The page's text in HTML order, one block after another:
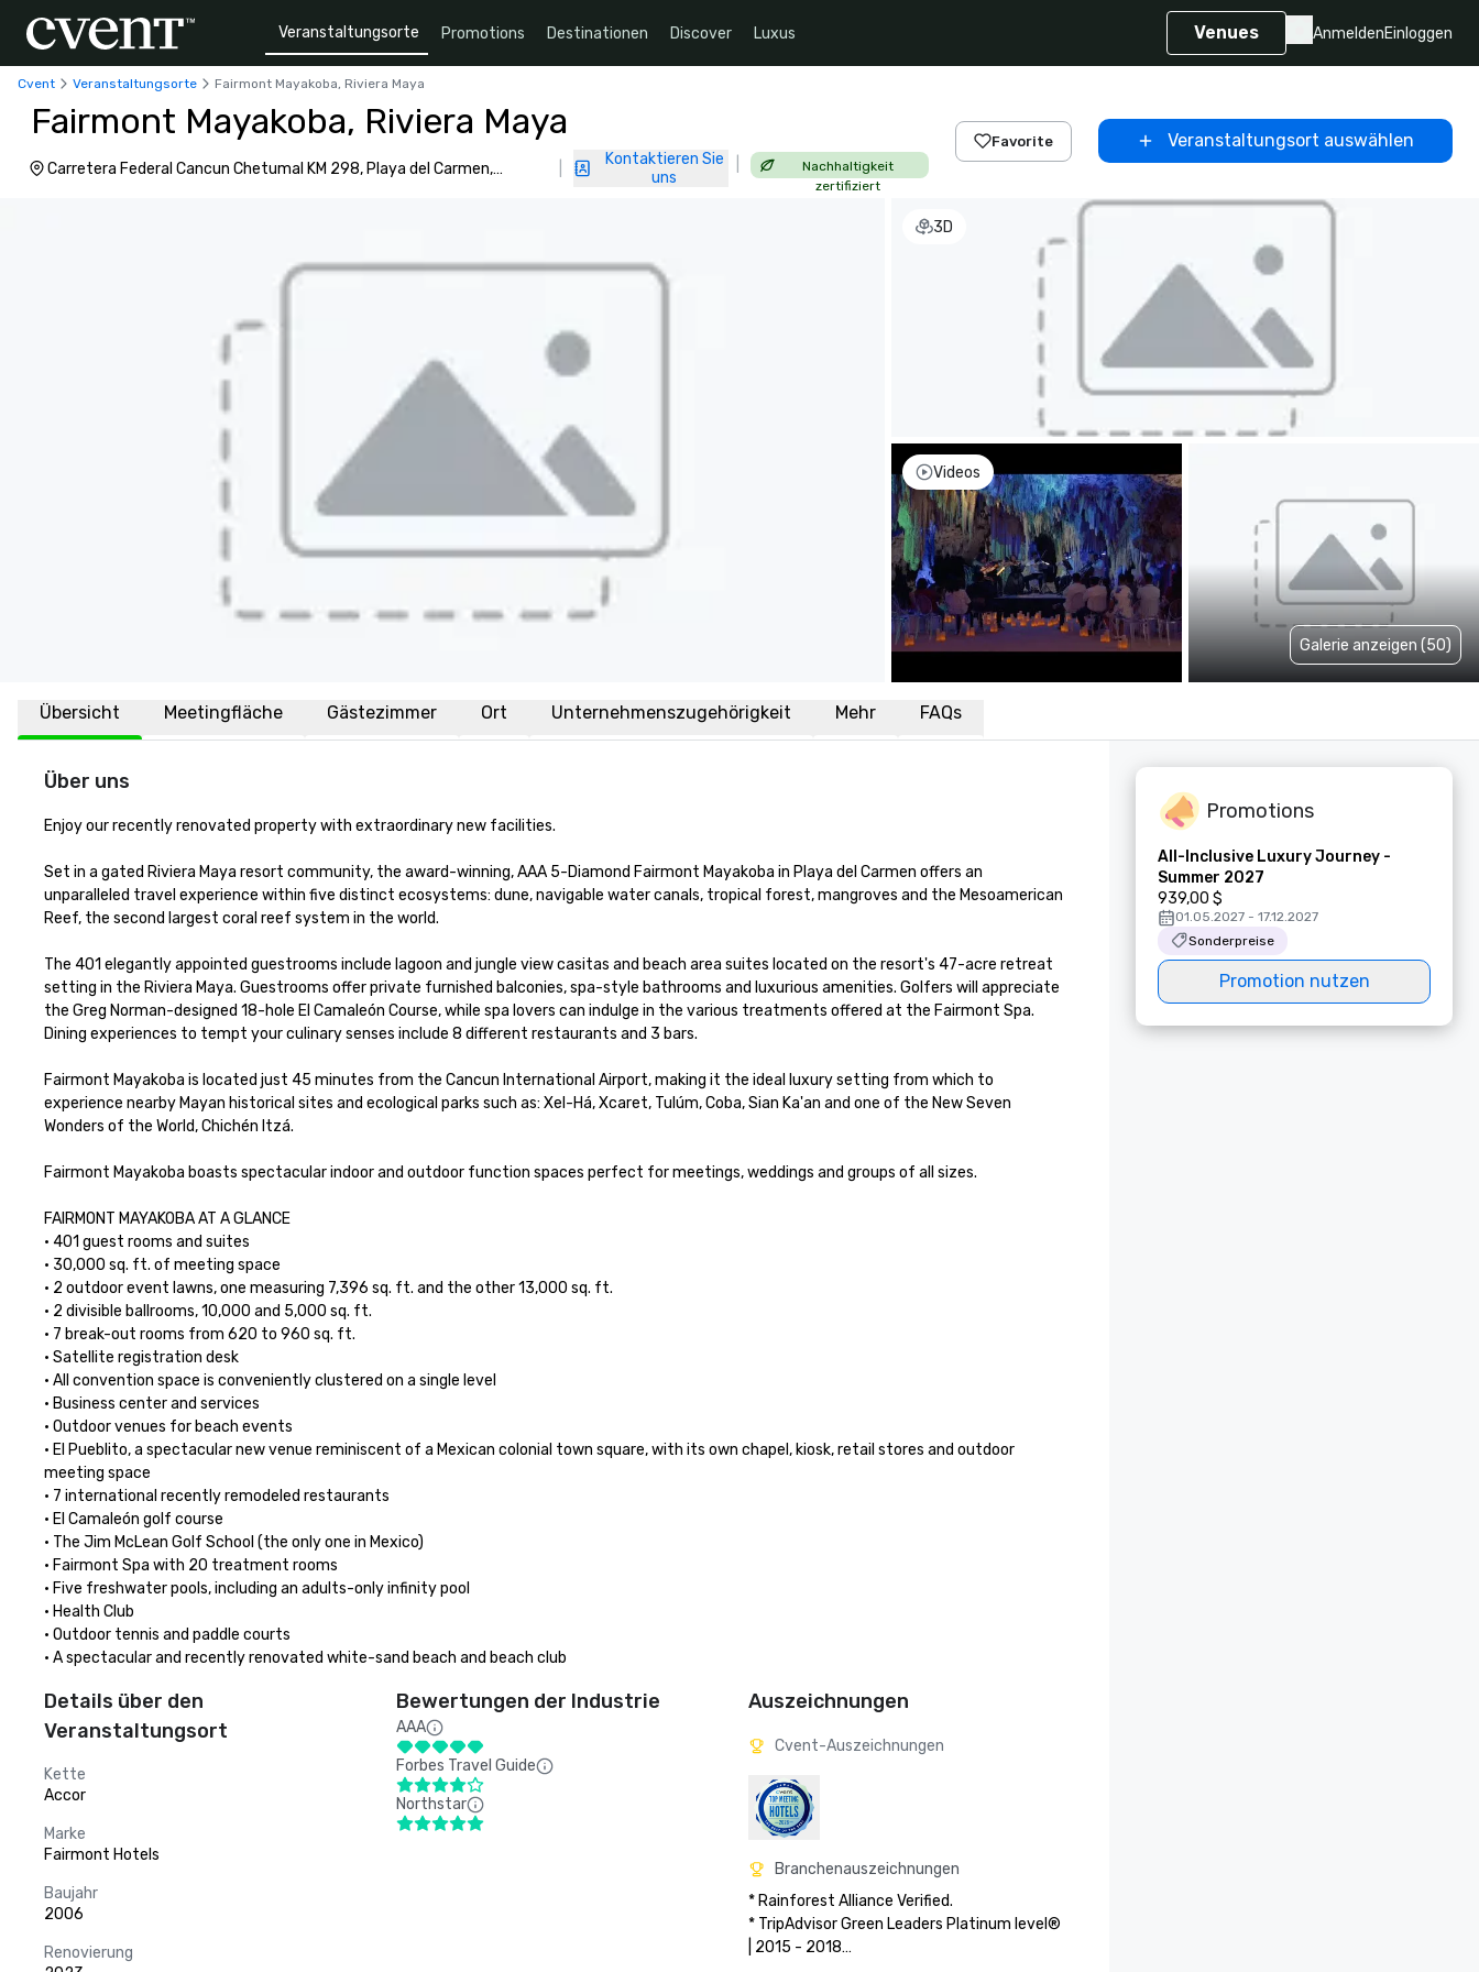
Veranstaltungsorte Promotions Destinationen Discover Luxus Venues AnmeldenEinloggen
Cvent Veranstaltungsorte Fairmont Mayakoba, Riviera Maya
Fairmont Mayakoba, Riviera Maya
Carretera Federal Cancun Chetumal KM 298, Playa del Carmen,
Kontaktieren Sie
uns
Nachhaltigkeit
zertifiziert
Favorite Veranstaltungsort auswählen
3D
Videos
Galerie anzeigen (50)
Übersicht Meetingfläche Gästezimmer Ort Unternehmenszugehörigkeit Mehr FAQs
Über uns
Enjoy our recently renovated property with extraordinary new facilities.
Set in a gated Riviera Maya resort community, the award-winning, AAA 5-Diamond Fairmont Mayakoba in Playa del Carmen offers an
unparalleled travel experience within five distinct ecosystems: dune, navigable water canals, tropical forest, mangroves and the Mesoamerican
Reef, the second largest coral reef system in the world.
The 401 elegantly appointed guestrooms include lagoon and jungle view casitas and beach area suites located on the resort's 47-acre retreat
setting in the Riviera Maya. Guestrooms offer private furnished balconies, spa-style bathrooms and luxurious amenities. Golfers will appreciate
the Greg Norman-designed 18-hole El Camaleón Course, while spa lovers can indulge in the various treatments offered at the Fairmont Spa.
Dining experiences to tempt your culinary senses include 8 different restaurants and 3 bars.
Fairmont Mayakoba is located just 45 minutes from the Cancun International Airport, making it the ideal luxury setting from which to
experience nearby Mayan historical sites and ecological parks such as: Xel-Há, Xcaret, Tulúm, Coba, Sian Ka'an and one of the New Seven
Wonders of the World, Chichén Itzá.
Fairmont Mayakoba boasts spectacular indoor and outdoor function spaces perfect for meetings, weddings and groups of all sizes.
FAIRMONT MAYAKOBA AT A GLANCE
• 401 guest rooms and suites
• 30,000 sq. ft. of meeting space
• 2 outdoor event lawns, one measuring 7,396 sq. ft. and the other 13,000 sq. ft.
• 2 divisible ballrooms, 10,000 and 5,000 sq. ft.
• 7 break-out rooms from 620 to 960 sq. ft.
• Satellite registration desk
• All convention space is conveniently clustered on a single level
• Business center and services
• Outdoor venues for beach events
• El Pueblito, a spectacular new venue reminiscent of a Mexican colonial town square, with its own chapel, kiosk, retail stores and outdoor
meeting space
• 7 international recently remodeled restaurants
• El Camaleón golf course
• The Jim McLean Golf School (the only one in Mexico)
• Fairmont Spa with 20 treatment rooms
• Five freshwater pools, including an adults-only infinity pool
• Health Club
• Outdoor tennis and paddle courts
• A spectacular and recently renovated white-sand beach and beach club
Details über den
Veranstaltungsort
Kette
Accor
Marke
Fairmont Hotels
Baujahr
2006
Renovierung
Bewertungen der Industrie
AAA
Forbes Travel Guide
Northstar
Auszeichnungen
Cvent-Auszeichnungen
Branchenauszeichnungen
* Rainforest Alliance Verified.
* TripAdvisor Green Leaders Platinum level®
| 2015 - 2018
Promotions
All-Inclusive Luxury Journey -
Summer 2027
939,00 $
01.05.2027 - 17.12.2027
Sonderpreise
Promotion nutzen